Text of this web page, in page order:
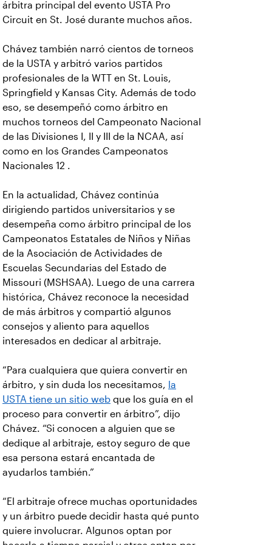
árbitra principal del evento USTA Pro
Circuit en St. José durante muchos años.
Chávez también narró cientos de torneos
de la USTA y arbitró varios partidos
profesionales de la WTT en St. Louis,
Springfield y Kansas City. Además de todo
eso, se desempeñó como árbitro en
muchos torneos del Campeonato Nacional
de las Divisiones I, II y III de la NCAA, así
como en los Grandes Campeonatos
Nacionales 12 .
En la actualidad, Chávez continúa
dirigiendo partidos universitarios y se
desempeña como árbitro principal de los
Campeonatos Estatales de Niños y Niñas
de la Asociación de Actividades de
Escuelas Secundarias del Estado de
Missouri (MSHSAA). Luego de una carrera
histórica, Chávez reconoce la necesidad
de más árbitros y compartió algunos
consejos y aliento para aquellos
interesados en dedicar al arbitraje.
“Para cualquiera que quiera convertir en
árbitro, y sin duda los necesitamos, la
USTA tiene un sitio web que los guía en el
proceso para convertir en árbitro”, dijo
Chávez. “Si conocen a alguien que se
dedique al arbitraje, estoy seguro de que
esa persona estará encantada de
ayudarlos también.”
“El arbitraje ofrece muchas oportunidades
y un árbitro puede decidir hasta qué punto
quiere involucrar. Algunos optan por